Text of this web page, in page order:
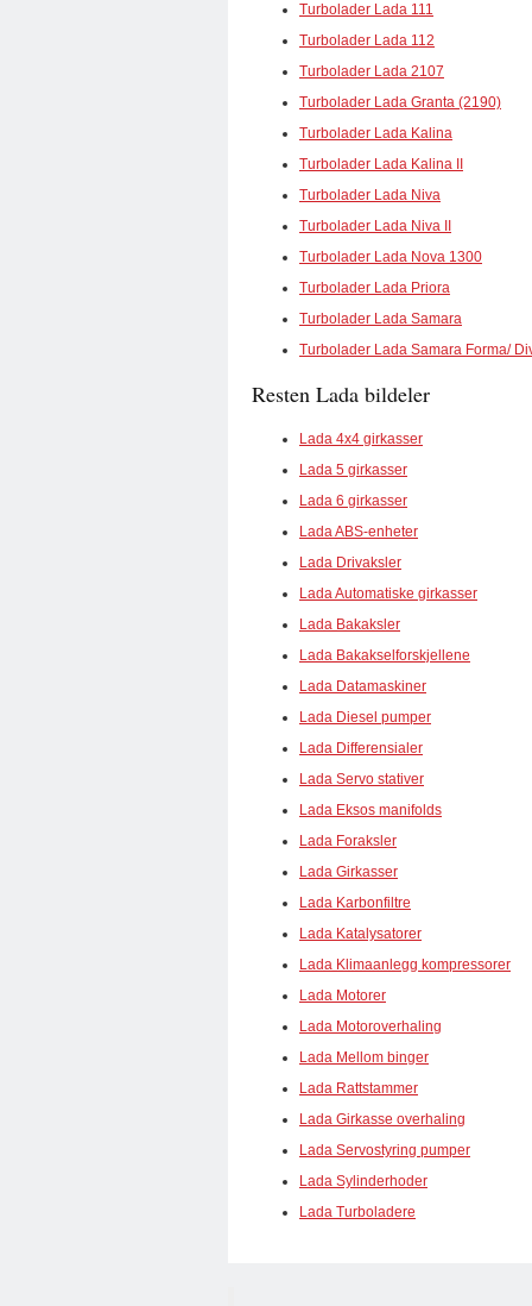
Turbolader Lada 111
Turbolader Lada 112
Turbolader Lada 2107
Turbolader Lada Granta (2190)
Turbolader Lada Kalina
Turbolader Lada Kalina II
Turbolader Lada Niva
Turbolader Lada Niva II
Turbolader Lada Nova 1300
Turbolader Lada Priora
Turbolader Lada Samara
Turbolader Lada Samara Forma/
Resten Lada bildeler
Lada 4x4 girkasser
Lada 5 girkasser
Lada 6 girkasser
Lada ABS-enheter
Lada Drivaksler
Lada Automatiske girkasser
Lada Bakaksler
Lada Bakakselforskjellene
Lada Datamaskiner
Lada Diesel pumper
Lada Differensialer
Lada Servo stativer
Lada Eksos manifolds
Lada Foraksler
Lada Girkasser
Lada Karbonfiltre
Lada Katalysatorer
Lada Klimaanlegg kompressorer
Lada Motorer
Lada Motoroverhaling
Lada Mellom binger
Lada Rattstammer
Lada Girkasse overhaling
Lada Servostyring pumper
Lada Sylinderhoder
Lada Turboladere